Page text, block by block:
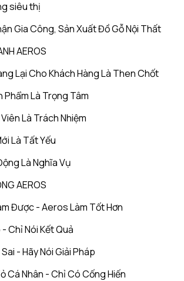
siêu thị
Gia Công, Sản Xuất Đồ Gỗ Nội Thất
AEROS
Lại Cho Khách Hàng Là Then Chốt
Phẩm Là Trọng Tâm
Là Trách Nhiệm
Là Tất Yếu
Là Nghĩa Vụ
AEROS
Được - Aeros Làm Tốt Hơn
Chỉ Nói Kết Quả
- Hãy Nói Giải Pháp
Cá Nhân - Chỉ Có Cống Hiến